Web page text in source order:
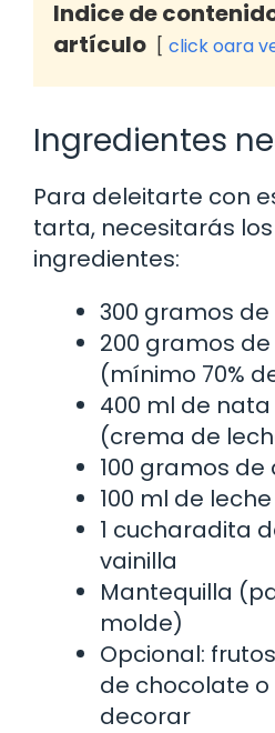
Indice de
artículo
click oara
Ingredientes
Para deleitarte con
tarta, necesitarás
ingredientes:
300 gramos
200 gramos
(mínimo 70%
400 ml de
(crema de
100 gramos de
100 ml de leche
1 cucharadita
vainilla
Mantequilla
molde)
Opcional:
de chocolate
decorar